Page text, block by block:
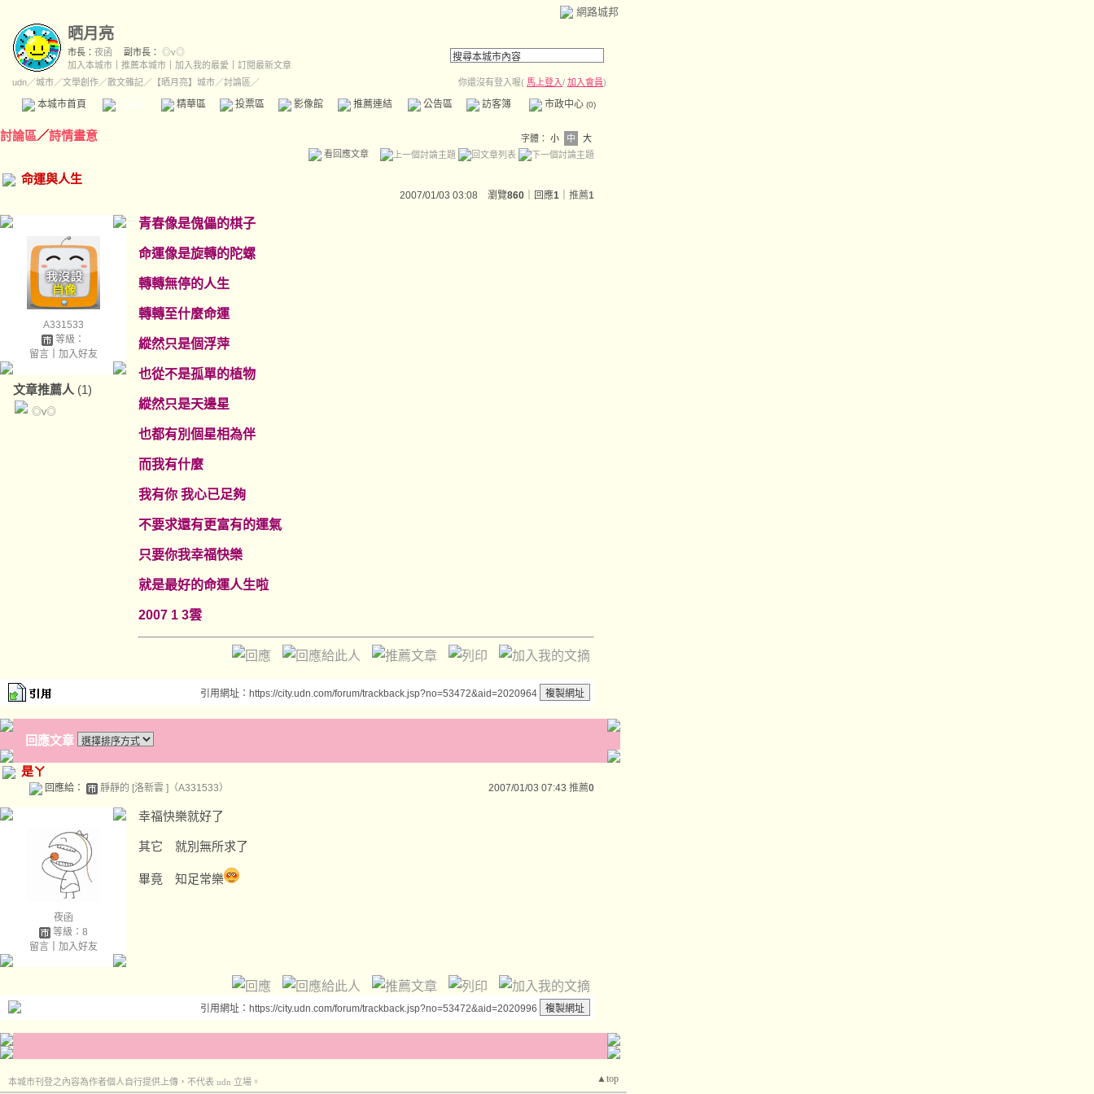
網路城邦
晒月亮
市長： 夜函 副市長： ◎v◎
加入本城市
推薦本城市 加入我的最愛
訂閱最新文章
udn／城市／文學創作／散文雜記／ 【晒月亮】城市／討論區／ 你還沒有登入喔( 馬上登入/ 加入會員)
本城市首頁 精華區 投票區 影像館 推薦連結 公告區 訪客簿 市政中心 (0)
討論區／詩情畫意 字體： 小 中
大
看回應文章
命運與人生
2007/01/03 03:08 瀏覽860 ｜回應1 推薦1
A331533
等級：
留言｜ 加入好友
文章推薦人 (1)
◎v◎
青春像是傀儡的棋子
命運像是旋轉的陀螺
轉轉無停的人生
轉轉至什麼命運
縱然只是個浮萍
也從不是孤單的植物
縱然只是天邊星
也都有別個星相為伴
而我有什麼
我有你 我心已足夠
不要求還有更富有的運氣
只要你我幸福快樂
就是最好的命運人生啦
2007 1 3雲
引用網址：https://city.udn.com/forum/trackback.jsp?no=53472&aid=2020964
回應文章
是ㄚ
回應給： 靜靜的 [洛新雲 ]（A331533） 2007/01/03 07:43 推薦0
夜函
等級：8
留言｜ 加入好友
幸福快樂就好了
其它 就別無所求了
畢竟 知足常樂
引用網址：https://city.udn.com/forum/trackback.jsp?no=53472&aid=2020996
▲top
本城市刊登之內容為作者個人自行提供上傳，不代表 udn 立場。